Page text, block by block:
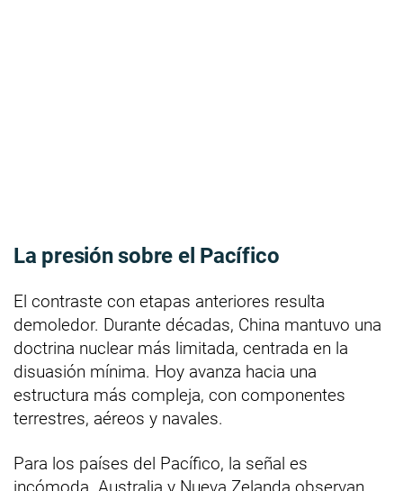
La presión sobre el Pacífico
El contraste con etapas anteriores resulta
demoledor. Durante décadas, China mantuvo una
doctrina nuclear más limitada, centrada en la
disuasión mínima. Hoy avanza hacia una
estructura más compleja, con componentes
terrestres, aéreos y navales.
Para los países del Pacífico, la señal es
incómoda. Australia y Nueva Zelanda observan